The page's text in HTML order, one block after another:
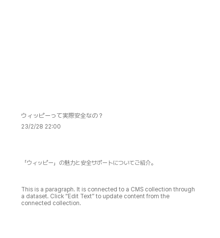
ウィッピーって実際安全なの？
23/2/28 22:00
「ウィッピー」の魅力と安全サポートについてご紹介。
This is a paragraph. It is connected to a CMS collection through
a dataset. Click “Edit Text” to update content from the
connected collection.